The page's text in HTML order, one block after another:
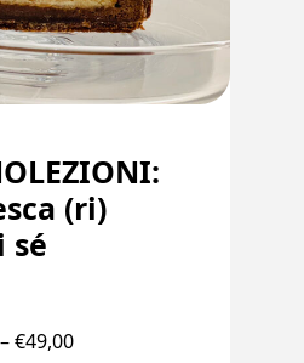
(ri)
sé
€49,00